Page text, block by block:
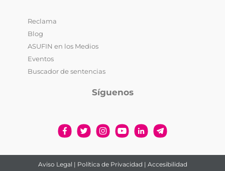
Reclama
Blog
ASUFIN en los Medios
Eventos
Buscador de sentencias
Síguenos
Aviso Legal | Política de Privacidad | Accesibilidad